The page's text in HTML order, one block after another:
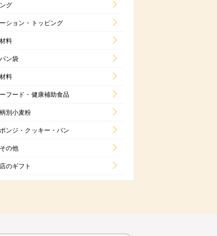
グ
ション・トッピング
料
ン袋
料
フード・健康補助食品
別小麦粉
ンジ・クッキー・パン
の他
のギフト